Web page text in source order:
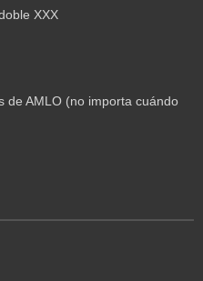
XXX
de AMLO (no importa cuándo